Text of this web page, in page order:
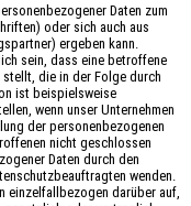
Daten zum
oder sich auch aus
ergeben kann.
sein, dass eine betroffene
die in der Folge durch
ist beispielsweise
wenn unser Unternehmen
der personenbezogenen
nicht geschlossen
Daten durch den
wenden.
einzelfallbezogen darüber auf,